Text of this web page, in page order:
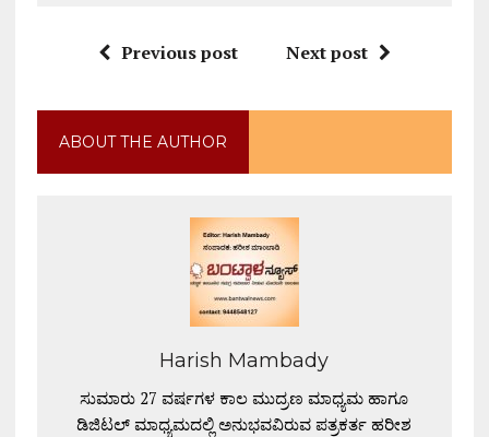
Previous post Next post
ABOUT THE AUTHOR
Harish Mambady
ಸುಮಾರು 27 ವರ್ಷಗಳ ಕಾಲ ಮುದ್ರಣ ಮಾಧ್ಯಮ ಹಾಗೂ
ಡಿಜಿಟಲ್ ಮಾಧ್ಯಮದಲ್ಲಿ ಅನುಭವವಿರುವ ಪತ್ರಕರ್ತ ಹರೀಶ